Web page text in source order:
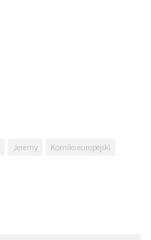
Jeremy
Komiks europejski